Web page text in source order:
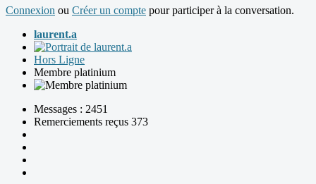
Connexion ou Créer un compte pour participer à la conversation.
laurent.a
Hors Ligne
Membre platinium
Messages : 2451
Remerciements reçus 373